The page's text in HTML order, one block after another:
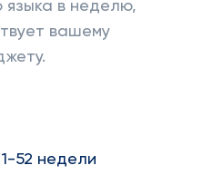
языка в неделю,
вашему
52 недели